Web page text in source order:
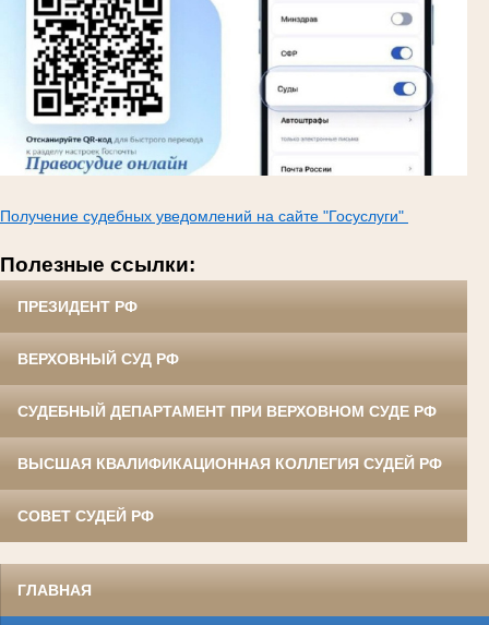
Получение судебных уведомлений на сайте "Госуслуги"
Полезные ссылки:
ПРЕЗИДЕНТ РФ
ВЕРХОВНЫЙ СУД РФ
СУДЕБНЫЙ ДЕПАРТАМЕНТ ПРИ ВЕРХОВНОМ СУДЕ РФ
ВЫСШАЯ КВАЛИФИКАЦИОННАЯ КОЛЛЕГИЯ СУДЕЙ РФ
СОВЕТ СУДЕЙ РФ
ГЛАВНАЯ